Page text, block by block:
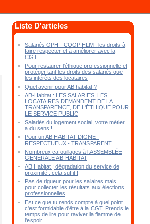
Liste D'articles
Salariés OPH - COOP HLM : les droits à
faire respecter et à améliorer avec la
CGT
Pour restaurer l'éthique professionnelle et
protéger tant les droits des salariés que
les intérêts des locataires
Quel avenir pour AB habitat ?
AB-Habitat : LES SALARIES, LES
LOCATAIRES DEMANDENT DE LA
TRANSPARENCE, DE L'ÉTHIQUE POUR
LE SERVICE PUBLIC
Salariés du logement social, votre métier
a du sens !
Pour un AB HABITAT DIGNE -
RESPECTUEUX - TRANSPARENT
Nombreux cafouillages à l’ASSEMBLÉE
GÉNÉRALE AB-HABITAT
AB Habitat ; dégradation du service de
proximité : cela suffit !
Pas de rigueur pour les salaires mais
pour collecter les résultats aux élections
professionnelles
Est ce que tu rends compte à quel point
c'est formidable d'être à la CGT. Prends le
temps de lire pour raviver la flamme de
l'espoir